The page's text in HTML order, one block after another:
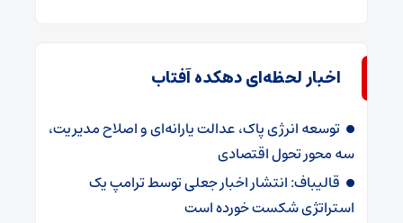
اخبار لحظه‌ای دهکده آفتاب
توسعه انرژی پاک، عدالت یارانه‌ای و اصلاح مدیریت،
سه محور تحول اقتصادی
قالیباف: انتشار اخبار جعلی توسط ترامپ یک
استراتژی شکست خورده است